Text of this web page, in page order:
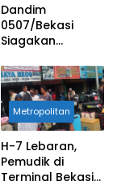
Dandim
0507/Bekasi
Siagakan
Pantau Arus
Mudik 2024
Metropolitan
H-7 Lebaran,
Pemudik di
Terminal Bekasi